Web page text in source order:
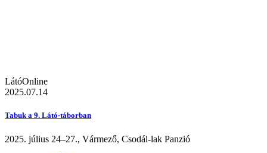
LátóOnline
2025.07.14
Tabuk a 9. Látó-táborban
2025. július 24–27., Vármező, Csodál-lak Panzió